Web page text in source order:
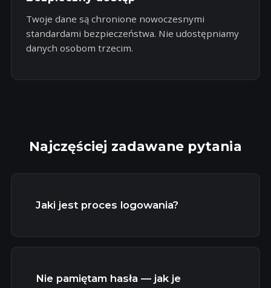
Twoje dane są chronione nowoczesnymi
standardami bezpieczeństwa. Nie udostępniamy
danych osobom trzecim.
Najczęściej zadawane pytania
Jaki jest proces logowania?
Nie pamiętam hasła — jak je